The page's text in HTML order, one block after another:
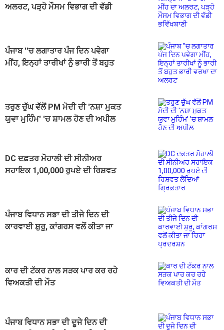
ਅਲਰਟ, ਪੜ੍ਹੋ ਮੌਸਮ ਵਿਭਾਗ ਦੀ ਵੱਡੀ
ਪੰਜਾਬ ''ਚ ਲਗਾਤਾਰ ਪੰਜ ਦਿਨ ਪਵੇਗਾ
ਮੀਂਹ, ਇਨ੍ਹਾਂ ਤਾਰੀਖਾਂ ਨੂੰ ਭਾਰੀ ਤੋਂ ਬਹੁਤ
ਤਰੁਣ ਚੁੱਘ ਵੱਲੋਂ PM ਮੋਦੀ ਦੀ 'ਨਸ਼ਾ ਮੁਕਤ
ਯੁਵਾ ਮੁਹਿੰਮ' 'ਚ ਸ਼ਾਮਲ ਹੋਣ ਦੀ ਅਪੀਲ
DC ਦਫ਼ਤਰ ਮੋਹਾਲੀ ਦੀ ਸੀਨੀਅਰ
ਸਹਾਇਕ 1,00,000 ਰੁਪਏ ਦੀ ਰਿਸ਼ਵਤ
ਪੰਜਾਬ ਵਿਧਾਨ ਸਭਾ ਦੀ ਤੀਜੇ ਦਿਨ ਦੀ
ਕਾਰਵਾਈ ਸ਼ੁਰੂ, ਕਾਂਗਰਸ ਵਲੋਂ ਕੀਤਾ ਜਾ
ਕਾਰ ਦੀ ਟੱਕਰ ਨਾਲ ਸੜਕ ਪਾਰ ਕਰ ਰਹੇ
ਵਿਅਕਤੀ ਦੀ ਮੌਤ
ਪੰਜਾਬ ਵਿਧਾਨ ਸਭਾ ਦੀ ਦੂਜੇ ਦਿਨ ਦੀ